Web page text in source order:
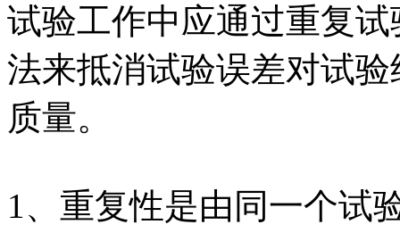
试验工作中应通过重复
法来抵消试验误差对试
质量。
1、重复性是由同一个试